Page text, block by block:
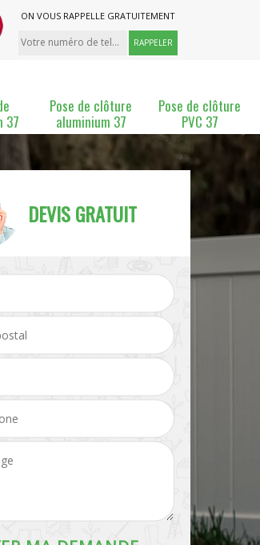
ON VOUS RAPPELLE GRATUITEMENT
37
Pose de clôture
aluminium 37
Pose de clôture
PVC 37
Pose de grillage 37
DEVIS GRATUIT